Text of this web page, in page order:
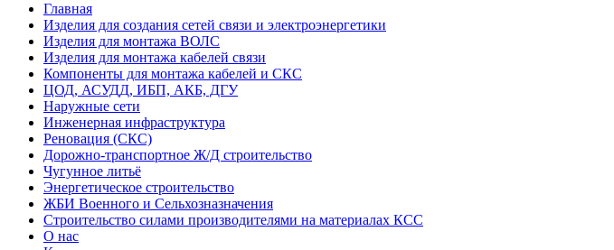
Главная
Изделия для создания сетей связи и электроэнергетики
Изделия для монтажа ВОЛС
Изделия для монтажа кабелей связи
Компоненты для монтажа кабелей и СКС
ЦОД, АСУДД, ИБП, АКБ, ДГУ
Наружные сети
Инженерная инфраструктура
Реновация (СКС)
Дорожно-транспортное Ж/Д строительство
Чугунное литьё
Энергетическое строительство
ЖБИ Военного и Сельхозназначения
Строительство силами производителями на материалах КСС
О нас